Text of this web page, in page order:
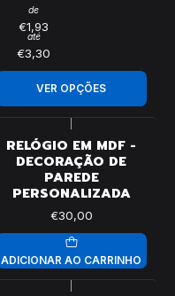
de
€1,93
até
€3,30
VER OPÇÕES
RELÓGIO EM MDF -
DECORAÇÃO DE
PAREDE
PERSONALIZADA
€30,00
ADICIONAR AO CARRINHO